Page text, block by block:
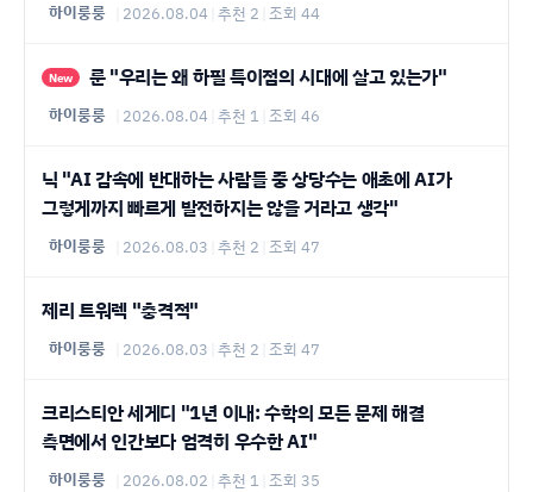
하이룽룽 2026.08.04 추천 2 조회 44
New 룬 "우리는 왜 하필 특이점의 시대에 살고 있는가"
하이룽룽 2026.08.04 추천 1 조회 46
닉 "AI 감속에 반대하는 사람들 중 상당수는 애초에 AI가
그렇게까지 빠르게 발전하지는 않을 거라고 생각"
하이룽룽 2026.08.03 추천 2 조회 47
제리 트워렉 "충격적"
하이룽룽 2026.08.03 추천 2 조회 47
크리스티안 세게디 "1년 이내: 수학의 모든 문제 해결
측면에서 인간보다 엄격히 우수한 AI"
하이룽룽 2026.08.02 추천 1 조회 35